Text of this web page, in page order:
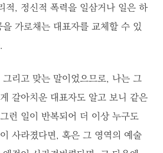
적, 정신적 폭력을 일삼거나 일은 하
가로채는 대표자를 교체할 수 있
리고 맞는 말이었으므로, 나는 그
갈아치운 대표자도 알고 보니 같은
런 일이 반복되어 더 이상 누구도
사라졌다면, 혹은 그 영역의 예술